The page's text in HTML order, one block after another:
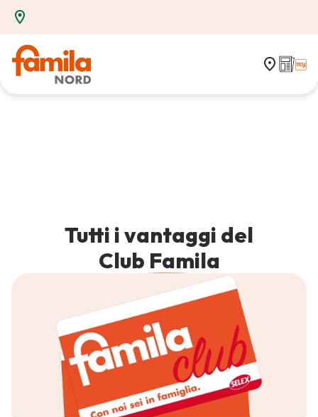
Tutti i vantaggi del
Club Famila